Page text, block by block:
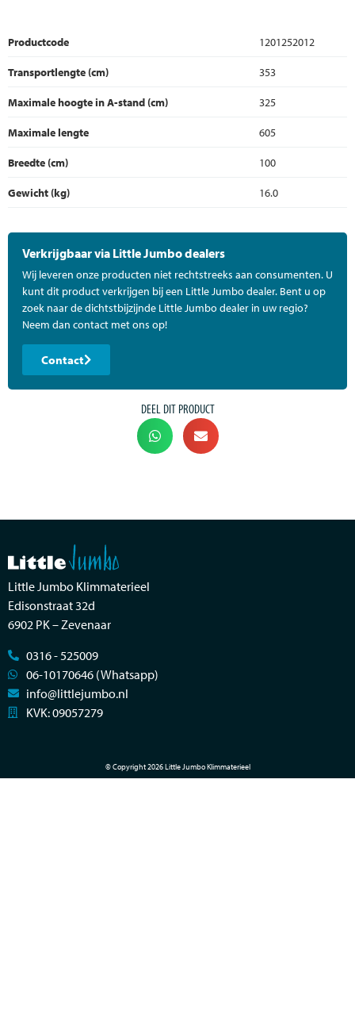
Productcode
1201252012
Transportlengte (cm)
353
Maximale hoogte in A-stand (cm)
325
Maximale lengte
605
Breedte (cm)
100
Gewicht (kg)
16.0
Verkrijgbaar via Little Jumbo dealers
Wij leveren onze producten niet rechtstreeks aan consumenten. U
kunt dit product verkrijgen bij een Little Jumbo dealer. Bent u op
zoek naar de dichtstbijzijnde Little Jumbo dealer in uw regio?
Neem dan contact met ons op!
Contact
DEEL DIT PRODUCT
Little Jumbo Klimmaterieel
Edisonstraat 32d
6902 PK – Zevenaar
0316 - 525009
06-10170646 (Whatsapp)
info@littlejumbo.nl
KVK: 09057279
© Copyright 2026 Little Jumbo Klimmaterieel